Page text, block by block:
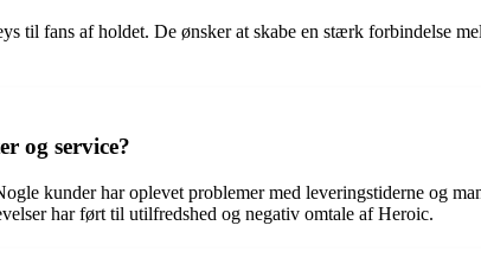
til fans af holdet. De ønsker at skabe en stærk forbindelse
og service?
kunder har oplevet problemer med leveringstiderne og
har ført til utilfredshed og negativ omtale af Heroic.